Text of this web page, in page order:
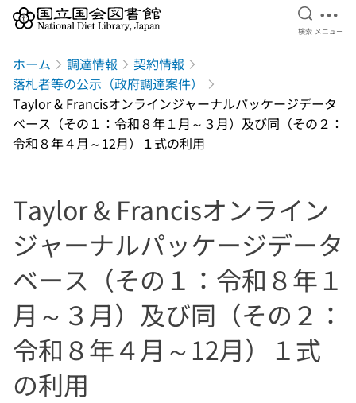
検索を
検索 メ
メニュー
ホーム 調達情報
契約情報
落札者等の公示（政府調達案件）
Taylor & Francisオンラインジャーナルパッケージデータ
ベース（その１：令和８年１月～３月）及び同（その２：
令和８年４月～12月）１式の利用
Taylor & Francisオンライン
ジャーナルパッケージデータ
ベース（その１：令和８年１
月～３月）及び同（その２：
令和８年４月～12月）１式
の利用